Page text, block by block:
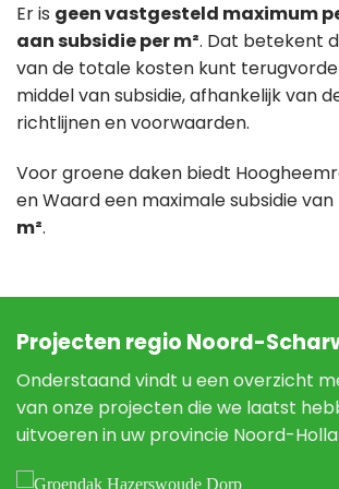
Er is geen vastgesteld maximum
aan subsidie per m². Dat betekent
van de totale kosten kunt
middel van subsidie, afhankelijk van
richtlijnen en voorwaarden.
Voor groene daken biedt
en Waard een maximale subsidie van
m².
Projecten regio Noord-
Onderstaand vindt u een overzicht
van onze projecten die we laatst
uitvoeren in uw provincie Noord-